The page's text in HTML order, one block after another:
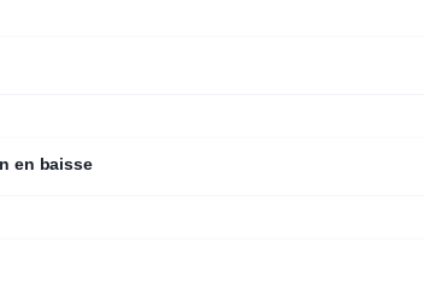
en baisse